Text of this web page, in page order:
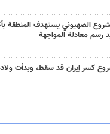
الصهيوني يستهدف المنطقة
رسم معادلة المواجهة
كسر إيران قد سقط، وبدأت